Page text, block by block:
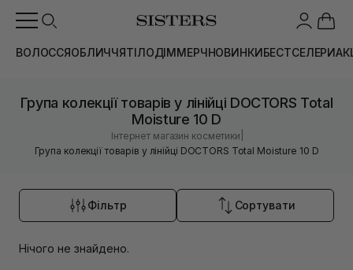
ВОЛОССЯОБЛИЧЧЯТІЛОДІММЕРЧНОВИНКИБЕСТСЕЛЕРИ
Група колекції товарів у лінійці DOCTORS Total
Moisture 10 D
Інтернет магазин косметики
Група колекції товарів у лінійці DOCTORS Total Moisture 10 D
Фільтр Сортувати
Нічого не знайдено.